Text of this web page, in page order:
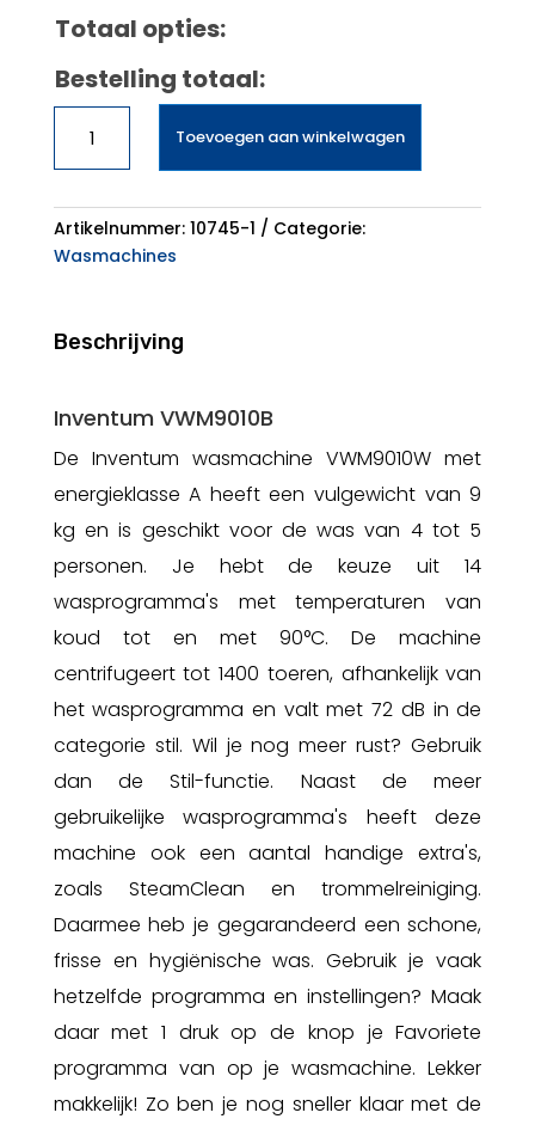
Totaal opties:
Bestelling totaal:
VWM9010B
aantal
Toevoegen aan winkelwagen
Artikelnummer: 10745-1
Categorie:
Wasmachines
Beschrijving
Inventum VWM9010B
De Inventum wasmachine VWM9010W met
energieklasse A heeft een vulgewicht van 9
kg en is geschikt voor de was van 4 tot 5
personen. Je hebt de keuze uit 14
wasprogramma's met temperaturen van
koud tot en met 90°C. De machine
centrifugeert tot 1400 toeren, afhankelijk van
het wasprogramma en valt met 72 dB in de
categorie stil. Wil je nog meer rust? Gebruik
dan de Stil-functie. Naast de meer
gebruikelijke wasprogramma's heeft deze
machine ook een aantal handige extra's,
zoals SteamClean en trommelreiniging.
Daarmee heb je gegarandeerd een schone,
frisse en hygiënische was. Gebruik je vaak
hetzelfde programma en instellingen? Maak
daar met 1 druk op de knop je Favoriete
programma van op je wasmachine. Lekker
makkelijk! Zo ben je nog sneller klaar met de